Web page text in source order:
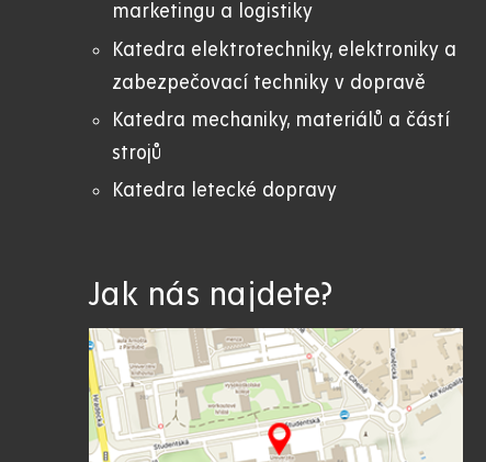
marketingu a logistiky
Katedra elektrotechniky, elektroniky a
zabezpečovací techniky v dopravě
Katedra mechaniky, materiálů a částí
strojů
Katedra letecké dopravy
Jak nás najdete?